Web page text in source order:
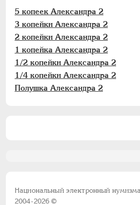
5 копеек Александра 2
3 копейки Александра 2
2 копейки Александра 2
1 копейка Александра 2
1/2 копейки Александра 2
1/4 копейки Александра 2
Полушка Александра 2
Национальный электронный
2004-2026 ©